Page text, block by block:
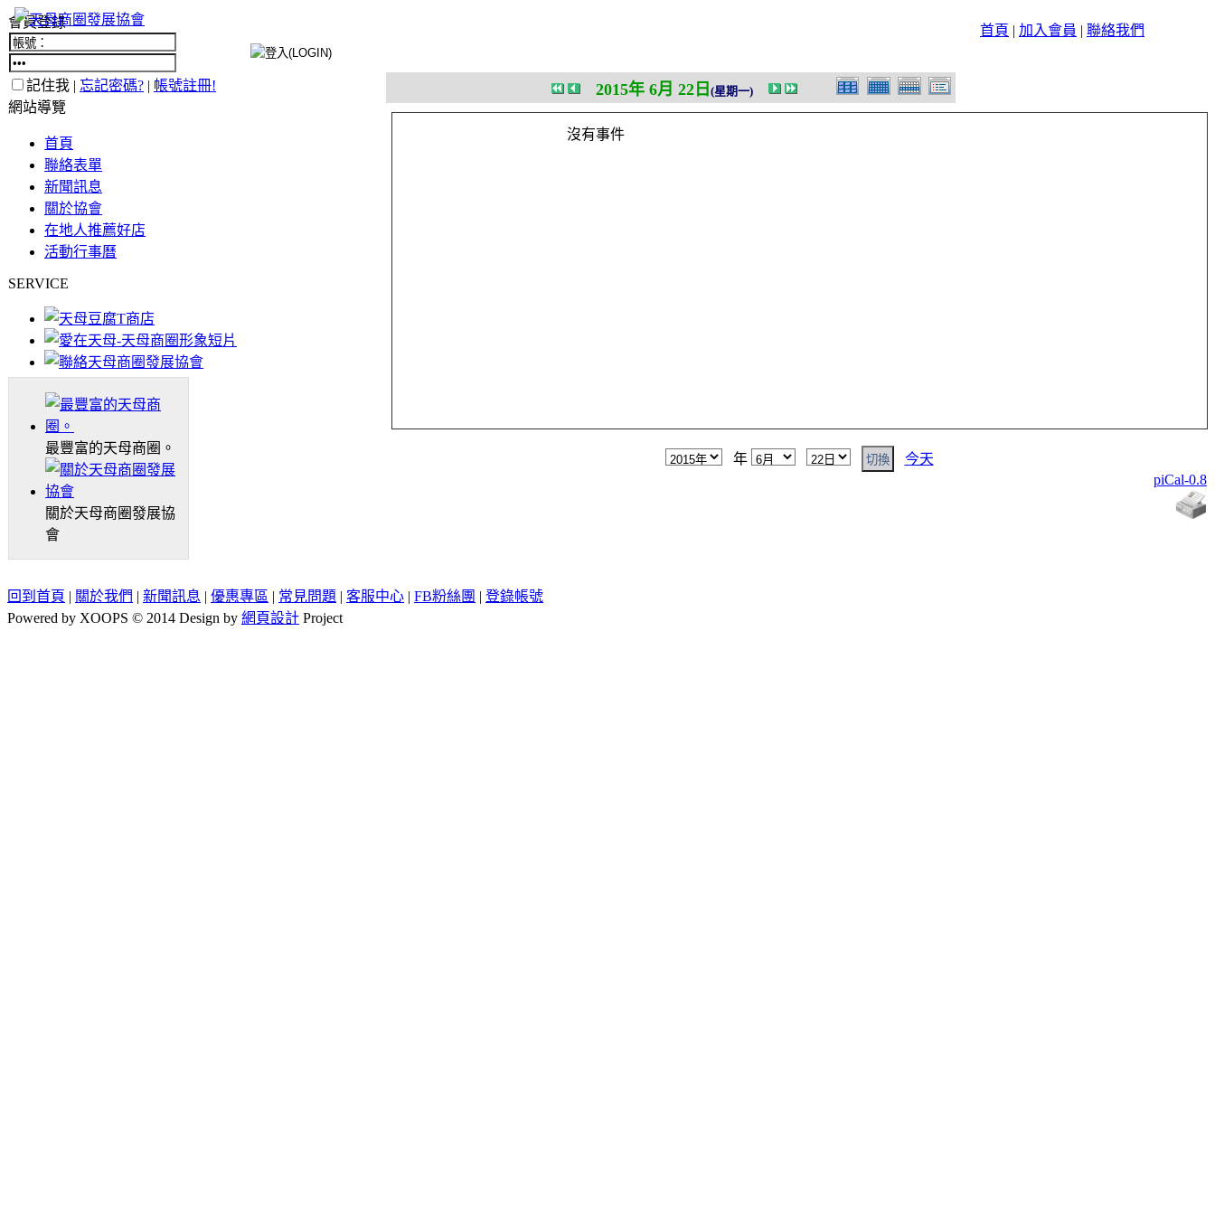
首頁 | 加入會員 | 聯絡我們
會員登錄
記住我 | 忘記密碼? | 帳號註冊!
網站導覽
首頁
聯絡表單
新聞訊息
關於協會
在地人推薦好店
活動行事曆
SERVICE
最豐富的天母商圈。
關於天母商圈發展協
會
2015年 6月 22日 (星期一)
沒有事件
年
今天
piCal-0.8
回到首頁 | 關於我們 | 新聞訊息 | 優惠專區 | 常見問題 | 客服中心 | FB粉絲團 | 登錄帳號
Powered by XOOPS © 2014 Design by 網頁設計 Project